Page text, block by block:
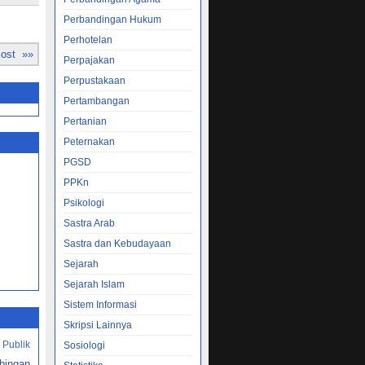
»»
Publik
Perbandingan Hukum
Perhotelan
Perpajakan
Perpustakaan
Pertambangan
Pertanian
Peternakan
PGSD
PPKn
Psikologi
Sastra Arab
Sastra dan Kebudayaan
Sejarah
Sejarah Islam
Sistem Informasi
Skripsi Lainnya
Sosiologi